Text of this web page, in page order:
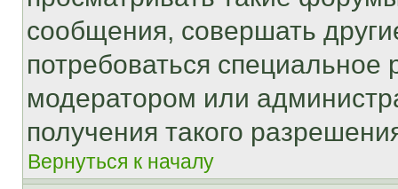
сообщения, совершать
потребоваться
модератором или
получения такого
Вернуться к началу